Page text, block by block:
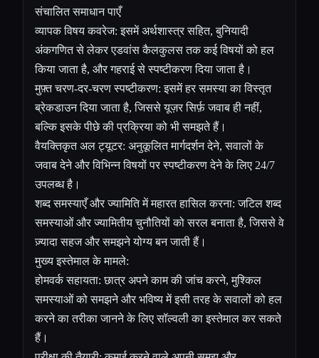
संचालित समाधान पाएँ
व्यापक विषय कवरेज: इसमें अर्थशास्त्र सहित, बुनियादी
अंकगणित से लेकर एडवांस कैलकुलस तक कई विषयों को हल
किया जाता है, और गहराई से स्पष्टीकरण दिया जाता है।
मुफ़्त चरण-दर-चरण स्पष्टीकरण: इसमें हर समस्या का विस्तृत
ब्रेकडाउन दिया जाता है, जिससे यूज़र सिर्फ़ जवाब ही नहीं,
बल्कि इसके पीछे की प्रक्रिया को भी समझते हैं।
वैयक्तिकृत अल ट्यूटर: अनुकूलित मार्गदर्शन देने, सवालों के
जवाब देने और विभिन्न विषयों पर स्पष्टीकरण देने के लिए 24/7
उपलब्ध है।
शब्द समस्याएँ और ज्यामिति में महारत हासिल करना: जटिल शब्द
समस्याओं और ज्यामितीय चुनौतियों को सरल बनाता है, जिससे वे
ज़्यादा सहज और समझने योग्य बन जाती हैं।
मुख्य इस्तेमाल के मामले:
होमवर्क सहायता: छात्र अपने काम की जांच करने, मुश्किल
समस्याओं को समझने और भविष्य में इसी तरह के सवालों को हल
करने का तरीका जानने के लिए सॉल्वली का इस्तेमाल कर सकते
हैं।